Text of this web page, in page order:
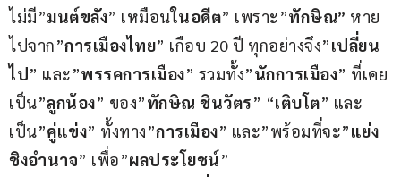
ไม่มี”มนต์ขลัง” เหมือนในอดีต” เพราะ”ทักษิณ” หาย
ไปจาก”การเมืองไทย” เกือบ 20 ปี ทุกอย่างจึง”เปลี่ยน
ไป” และ”พรรคการเมือง” รวมทั้ง”นักการเมือง” ที่เคย
เป็น”ลูกน้อง” ของ”ทักษิณ ชินวัตร” “เติบโต” และ
เป็น”คู่แข่ง” ทั้งทาง”การเมือง” และ”พร้อมที่จะ”แย่ง
ชิงอำนาจ” เพื่อ”ผลประโยชน์”